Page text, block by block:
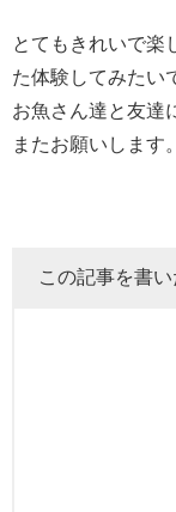
とてもきれいで楽
た体験してみたい
お魚さん達と友達
またお願いします
この記事を書い